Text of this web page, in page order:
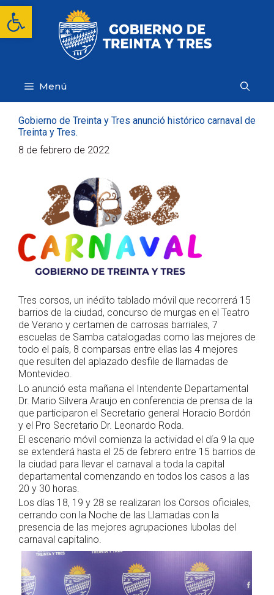
Abrir barra de herramientas
Saltar
contenido
Menú
Gobierno de Treinta y Tres anunció histórico carnaval de
Treinta y Tres.
8 de febrero de 2022
Tres corsos, un inédito tablado móvil que recorrerá 15
barrios de la ciudad, concurso de murgas en el Teatro
de Verano y certamen de carrosas barriales, 7
escuelas de Samba catalogadas como las mejores de
todo el país, 8 comparsas entre ellas las 4 mejores
que resulten del aplazado desfile de llamadas de
Montevideo.
Lo anunció esta mañana el Intendente Departamental
Dr. Mario Silvera Araujo en conferencia de prensa de la
que participaron el Secretario general Horacio Bordón
y el Pro Secretario Dr. Leonardo Roda.
El escenario móvil comienza la actividad el día 9 la que
se extenderá hasta el 25 de febrero entre 15 barrios de
la ciudad para llevar el carnaval a toda la capital
departamental comenzando en todos los casos a las
20 y 30 horas.
Los días 18, 19 y 28 se realizaran los Corsos oficiales,
cerrando con la Noche de las Llamadas con la
presencia de las mejores agrupaciones lubolas del
carnaval capitalino.